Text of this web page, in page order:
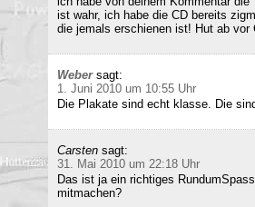
ist wahr, ich habe die CD bereits
die jemals erschienen ist! Hut ab vor
Weber sagt:
1. Juni 2010 um 10:55 Uhr
Die Plakate sind echt klasse. Die
Carsten sagt:
31. Mai 2010 um 22:18 Uhr
Das ist ja ein richtiges
mitmachen?